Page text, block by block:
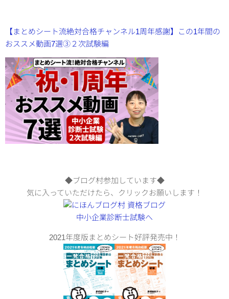
【まとめシート流絶対合格チャンネル1周年感謝】この1年間の
おススメ動画7選③２次試験編
◆ブログ村参加しています◆
気に入っていただけたら、クリックお願いします！
2021年度版まとめシート好評発売中！